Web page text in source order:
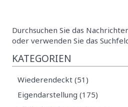
Durchsuchen Sie das
oder verwenden Sie das
KATEGORIEN
Wiederendeckt (51)
Eigendarstellung (175)